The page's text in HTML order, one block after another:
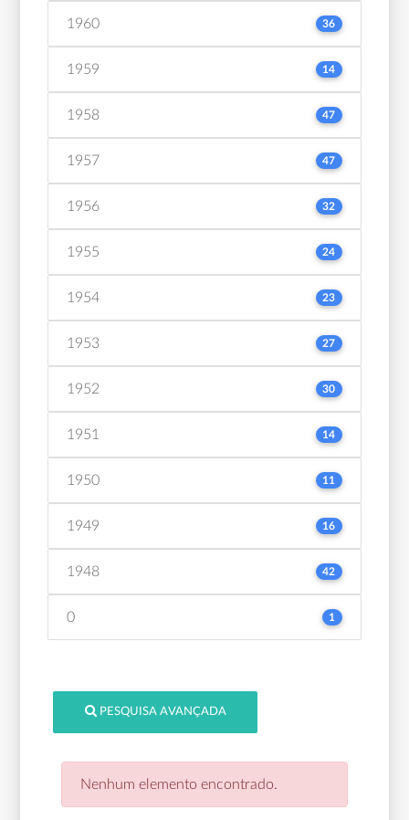
1960 36
1959 14
1958 47
1957 47
1956 32
1955 24
1954 23
1953 27
1952 30
1951 14
1950 11
1949 16
1948 42
0 1
PESQUISA AVANÇADA
Nenhum elemento encontrado.